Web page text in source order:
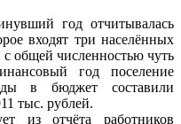
год отчитывалась
входят три населённых
общей численностью чуть
год поселение
в бюджет составили
тыс. рублей.
из отчёта работников